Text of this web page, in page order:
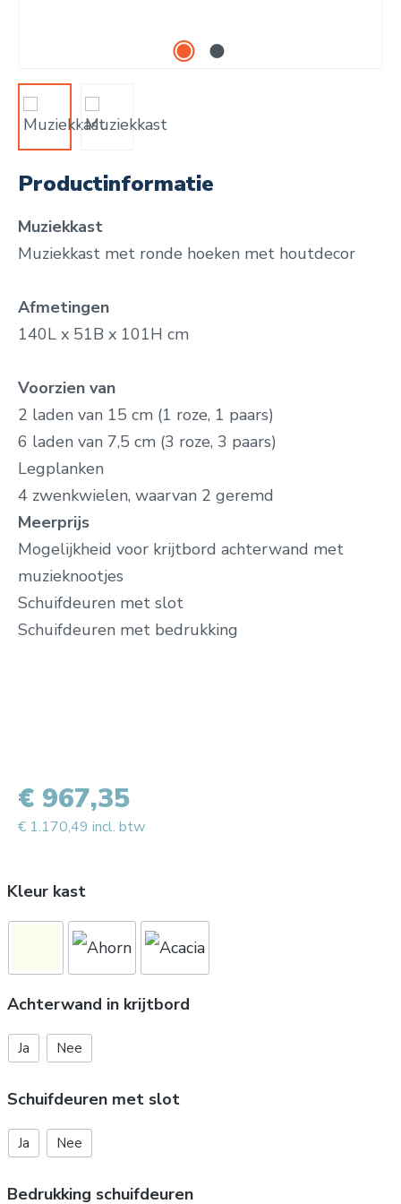
Productinformatie
Muziekkast
Muziekkast met ronde hoeken met houtdecor
Afmetingen
140L x 51B x 101H cm
Voorzien van
2 laden van 15 cm (1 roze, 1 paars)
6 laden van 7,5 cm (3 roze, 3 paars)
Legplanken
4 zwenkwielen, waarvan 2 geremd
Meerprijs
Mogelijkheid voor krijtbord achterwand met
muzieknootjes
Schuifdeuren met slot
Schuifdeuren met bedrukking
Kleur kast
Achterwand in krijtbord
Ja Nee
Schuifdeuren met slot
Ja Nee
Bedrukking schuifdeuren
€ 967,35
€ 1.170,49 incl. btw